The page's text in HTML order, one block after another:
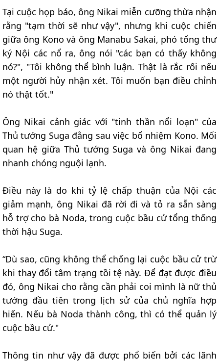
Tại cuộc họp báo, ông Nikai miễn cưỡng thừa nhận
rằng "tạm thời sẽ như vậy", nhưng khi cuộc chiến
giữa ông Kono và ông Manabu Sakai, phó tổng thư
ký Nội các nổ ra, ông nói "các bạn có thấy không
nó?", "Tôi không thể bình luận. Thật là rắc rối nếu
một người hủy nhận xét. Tôi muốn bạn điều chỉnh
nó thật tốt."
Ông Nikai cảnh giác với "tinh thần nổi loạn" của
Thủ tướng Suga đằng sau việc bổ nhiệm Kono. Mối
quan hệ giữa Thủ tướng Suga và ông Nikai đang
nhanh chóng nguội lạnh.
Điều này là do khi tỷ lệ chấp thuận của Nội các
giảm mạnh, ông Nikai đã rời đi và tỏ ra sẵn sàng
hỗ trợ cho bà Noda, trong cuộc bầu cử tổng thống
thời hậu Suga.
“Dù sao, cũng không thể chống lại cuộc bầu cử trừ
khi thay đổi tâm trạng tồi tệ này. Để đạt được điều
đó, ông Nikai cho rằng cần phải coi mình là nữ thủ
tướng đầu tiên trong lịch sử của chủ nghĩa hợp
hiến. Nếu bà Noda thành công, thì có thể quản lý
cuộc bầu cử."
Thông tin như vậy đã được phổ biến bởi các lãnh